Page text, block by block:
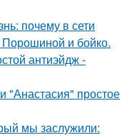
почему в сети
и бойко.
антиэйдж -
"Анастасия" простое
мы заслужили: